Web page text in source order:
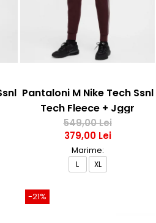
Pantaloni M Nike Tech Ssnl
Tech Fleece + Jggr
549,00 Lei
379,00 Lei
Marime:
L XL
-21%